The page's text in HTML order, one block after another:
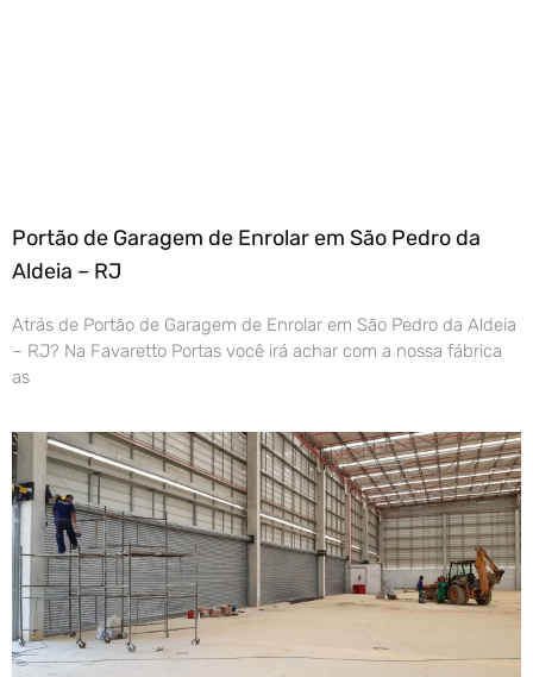
Portão de Garagem de Enrolar em São Pedro da
Aldeia – RJ
Atrás de Portão de Garagem de Enrolar em São Pedro da Aldeia
– RJ? Na Favaretto Portas você irá achar com a nossa fábrica
as